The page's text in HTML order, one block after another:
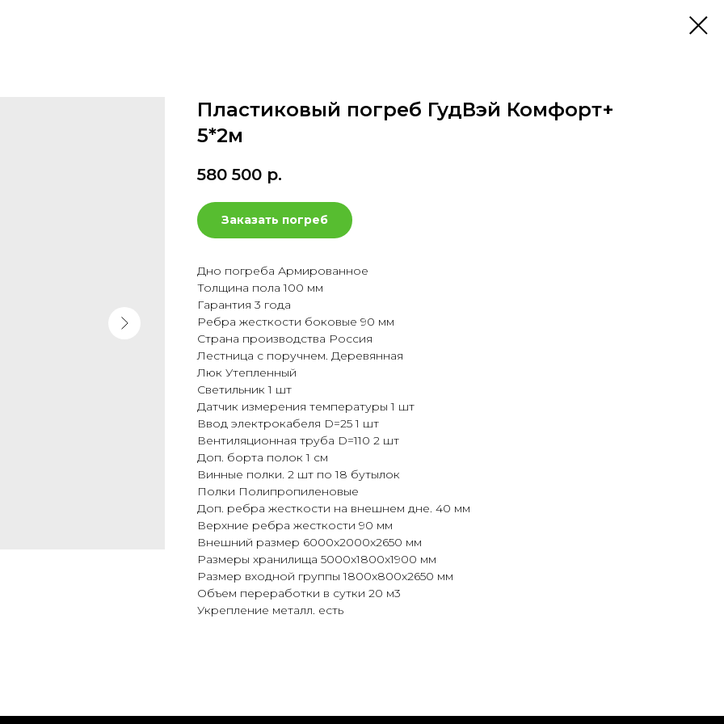
Пластиковый погреб ГудВэй Комфорт+
5*2м
580 500 р.
Заказать погреб
Дно погреба Армированное
Толщина пола 100 мм
Гарантия 3 года
Ребра жесткости боковые 90 мм
Страна производства Россия
Лестница с поручнем. Деревянная
Люк Утепленный
Светильник 1 шт
Датчик измерения температуры 1 шт
Ввод электрокабеля D=25 1 шт
Вентиляционная труба D=110 2 шт
Доп. борта полок 1 см
Винные полки. 2 шт по 18 бутылок
Полки Полипропиленовые
Доп. ребра жесткости на внешнем дне. 40 мм
Верхние ребра жесткости 90 мм
Внешний размер 6000x2000x2650 мм
Размеры хранилища 5000x1800x1900 мм
Размер входной группы 1800x800x2650 мм
Объем переработки в сутки 20 м3
Укрепление металл. есть